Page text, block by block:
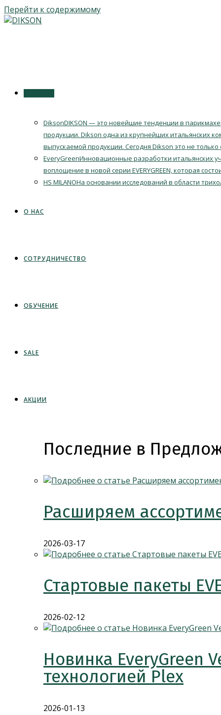
Перейти к содержимому
DiksonDIKSON — это новейшие тенденции в
продукции. Dikson одна из крупнейших итальянских
выпускаемой продукции. Сегодня Dikson это не
EveryGreenИнновационные разработки итальянских
воплощение в новой серии EVERYGREEN, которая
HS MILANOНа основании исследований в области
О НАС
СОТРУДНИЧЕСТВО
ОБУЧЕНИЕ
SALE
АКЦИИ
Последние в
Расширяем
2026-03-17
Стартовые пакеты
2026-02-12
Новинка EveryGreen
технологией Plex
2026-01-13